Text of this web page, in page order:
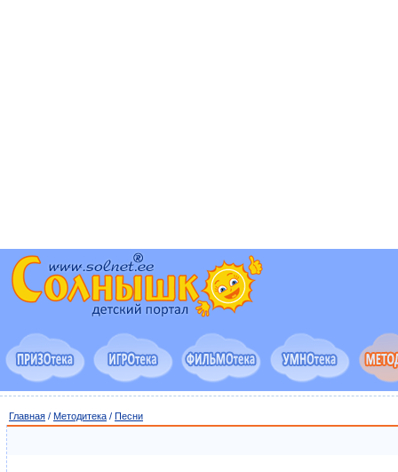
Главная / Методитека / Песни